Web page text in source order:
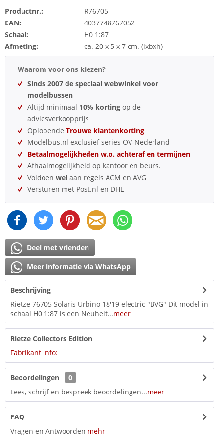
Productnr.:
R76705
EAN:
4037748767052
Schaal:
H0 1:87
Afmeting:
ca. 20 x 5 x 7 cm. (lxbxh)
Waarom voor ons kiezen?
Sinds 2007 de speciaal webwinkel voor
modelbussen
Altijd minimaal 10% korting op de
adviesverkoopprijs
Oplopende Trouwe klantenkorting
Modelbus.nl exclusief series OV-Nederland
Betaalmogelijkheden w.o. achteraf en termijnen
Afhaalmogelijkheid op kantoor en beurs.
Voldoen wel aan regels ACM en AVG
Versturen met Post.nl en DHL
Deel met vrienden
Meer informatie via WhatsApp
Beschrijving
Rietze 76705 Solaris Urbino 18'19 electric "BVG" Dit model in
schaal H0 1:87 is een Neuheit...meer
Rietze Collectors Edition
Fabrikant info:
Beoordelingen
0
Lees, schrijf en bespreek beoordelingen...meer
FAQ
Vragen en Antwoorden mehr